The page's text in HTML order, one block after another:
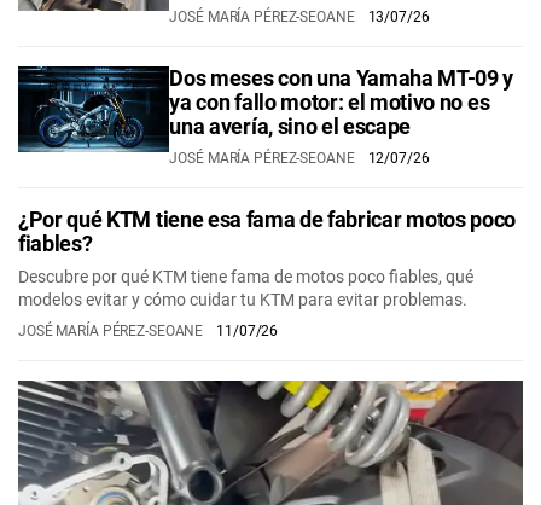
JOSÉ MARÍA PÉREZ-SEOANE 13/07/26
Dos meses con una Yamaha MT-09 y
ya con fallo motor: el motivo no es
una avería, sino el escape
JOSÉ MARÍA PÉREZ-SEOANE 12/07/26
¿Por qué KTM tiene esa fama de fabricar motos poco
fiables?
Descubre por qué KTM tiene fama de motos poco fiables, qué
modelos evitar y cómo cuidar tu KTM para evitar problemas.
JOSÉ MARÍA PÉREZ-SEOANE 11/07/26